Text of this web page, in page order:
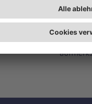
In den
diesem
auf die